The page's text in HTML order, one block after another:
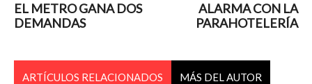
EL METRO GANA DOS
DEMANDAS
ALARMA CON LA
PARAHOTELERÍA
ARTÍCULOS RELACIONADOS MÁS DEL AUTOR